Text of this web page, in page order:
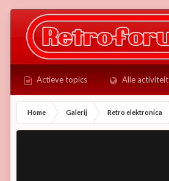
Actieve topics Alle activiteit
Home Galerij Retro elektronica